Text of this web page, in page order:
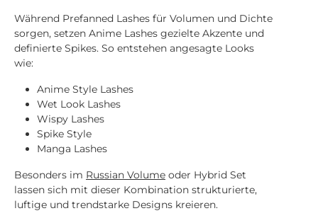
Während Prefanned Lashes für Volumen und Dichte
sorgen, setzen Anime Lashes gezielte Akzente und
definierte Spikes. So entstehen angesagte Looks
wie:
Anime Style Lashes
Wet Look Lashes
Wispy Lashes
Spike Style
Manga Lashes
Besonders im Russian Volume oder Hybrid Set
lassen sich mit dieser Kombination strukturierte,
luftige und trendstarke Designs kreieren.